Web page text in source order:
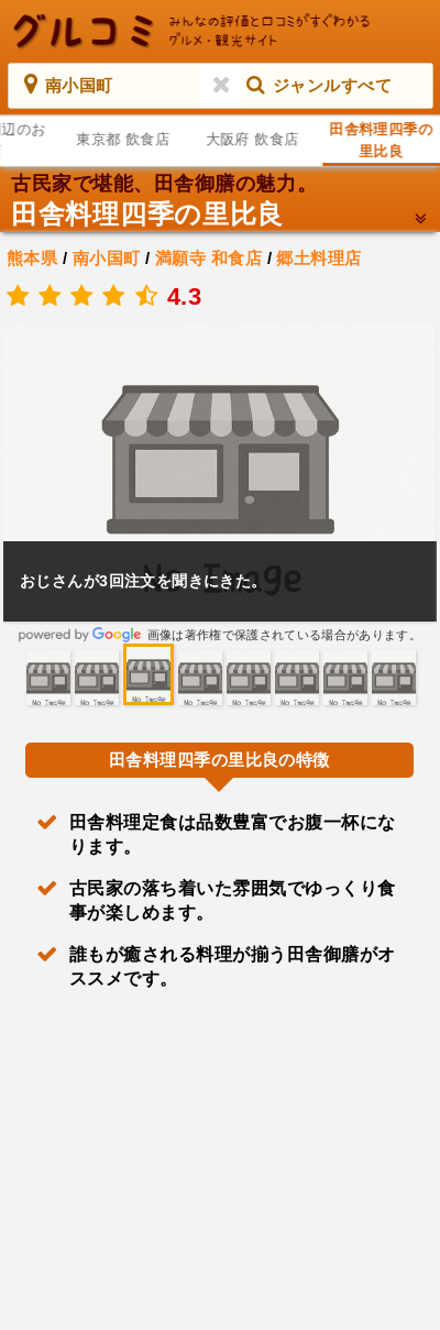
南小国町 ジャンルすべて
のお
東京都 飲食店 大阪府 飲食店
田舎料理四季の
里比良
古民家で堪能、田舎御膳の魅力。
田舎料理四季の里比良
熊本県 / 南小国町/ 満願寺 和食店 /郷土料理店
4.3
おじさんが3回注文を聞きにきた。
画像は著作権で保護されている場合があります。
田舎料理四季の里比良の特徴
田舎料理定食は品数豊富でお腹一杯にな
ります。
古民家の落ち着いた雰囲気でゆっくり食
事が楽しめます。
誰もが癒される料理が揃う田舎御膳がオ
ススメです。